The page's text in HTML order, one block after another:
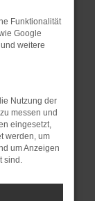
in einem
privaten
Funktionalität
Google
weitere
Nutzung der
messen und
eingesetzt,
werden, um
um Anzeigen
sind.